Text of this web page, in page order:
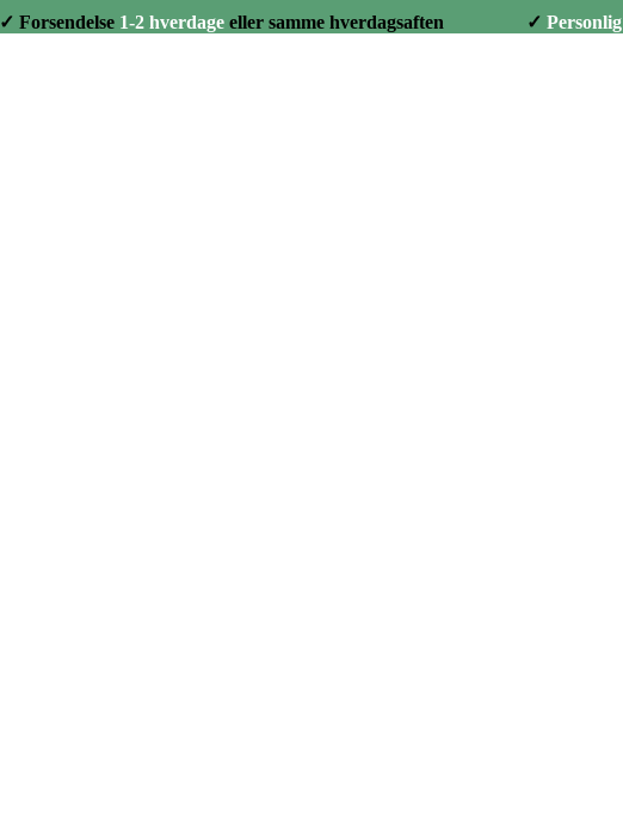
✓ Forsendelse 1-2 hverdageeller samme hverdagsaften ✓Personlig